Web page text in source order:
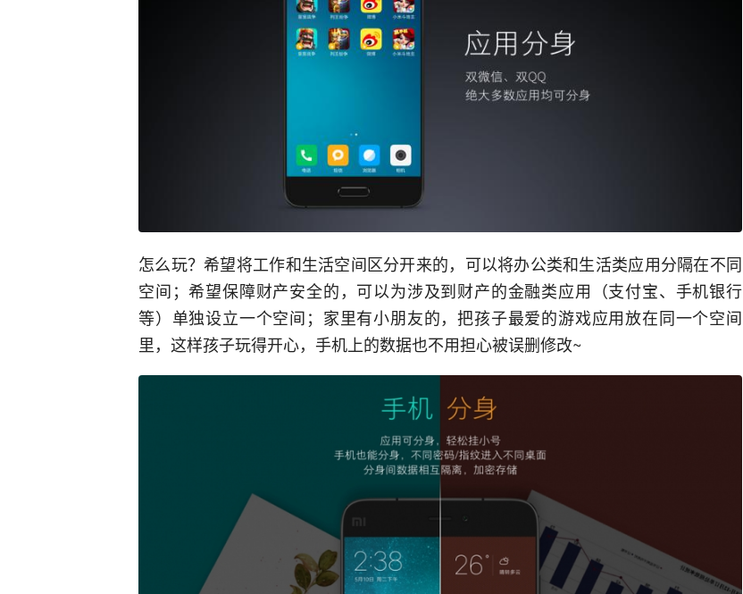
怎么玩？希望将工作和生活空间区分开来的，可以将办公类和生活类应用分隔在不同
空间；希望保障财产安全的，可以为涉及到财产的金融类应用（支付宝、手机银行
等）单独设立一个空间；家里有小朋友的，把孩子最爱的游戏应用放在同一个空间
里，这样孩子玩得开心，手机上的数据也不用担心被误删修改~